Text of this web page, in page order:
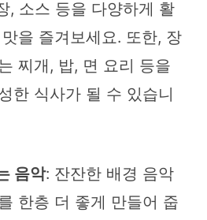
, 소스 등을 다양하게 활
을 즐겨보세요. 또한, 장
찌개, 밥, 면 요리 등을
한 식사가 될 수 있습니
음악: 잔잔한 배경 음악
한층 더 좋게 만들어 줍